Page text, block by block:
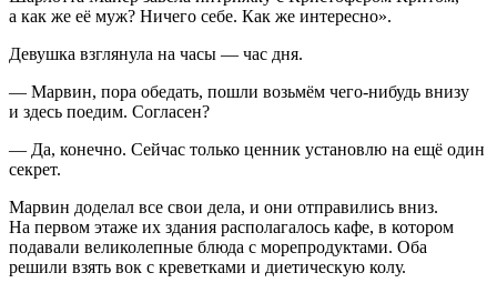
а как же её муж? Ничего себе. Как же интересно».
Девушка взглянула на часы — час дня.
— Марвин, пора обедать, пошли возьмём чего-нибудь внизу
и здесь поедим. Согласен?
— Да, конечно. Сейчас только ценник установлю на ещё один
секрет.
Марвин доделал все свои дела, и они отправились вниз.
На первом этаже их здания располагалось кафе, в котором
подавали великолепные блюда с морепродуктами. Оба
решили взять вок с креветками и диетическую колу.